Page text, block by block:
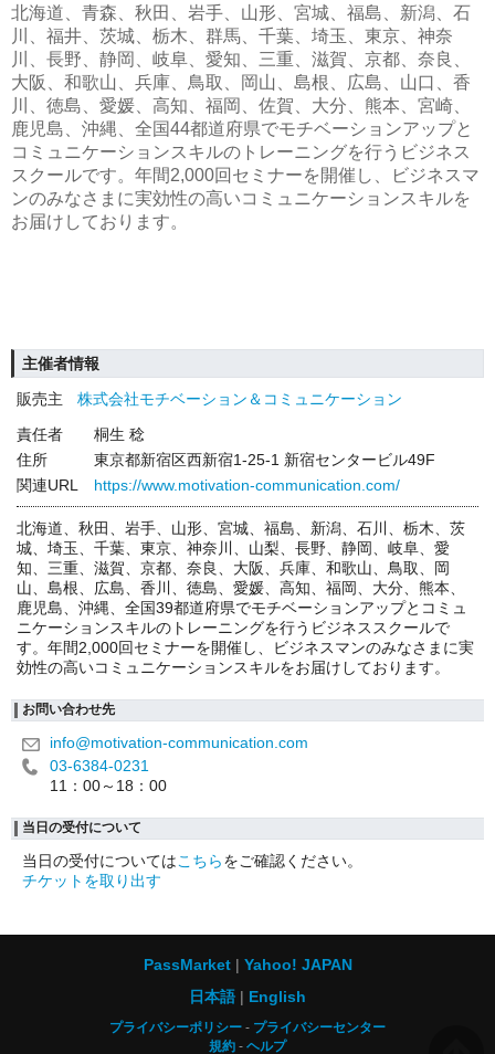
北海道、青森、秋田、岩手、山形、宮城、福島、新潟、石
川、福井、茨城、栃木、群馬、千葉、埼玉、東京、神奈
川、長野、静岡、岐阜、愛知、三重、滋賀、京都、奈良、
大阪、和歌山、兵庫、鳥取、岡山、島根、広島、山口、香
川、徳島、愛媛、高知、福岡、佐賀、大分、熊本、宮崎、
鹿児島、沖縄、全国44都道府県でモチベーションアップと
コミュニケーションスキルのトレーニングを行うビジネス
スクールです。年間2,000回セミナーを開催し、ビジネスマ
ンのみなさまに実効性の高いコミュニケーションスキルを
お届けしております。
主催者情報
販売主
株式会社モチベーション＆コミュニケーション
責任者
桐生 稔
住所
東京都新宿区西新宿1-25-1 新宿センタービル49F
関連URL
https://www.motivation-communication.com/
北海道、秋田、岩手、山形、宮城、福島、新潟、石川、栃木、茨
城、埼玉、千葉、東京、神奈川、山梨、長野、静岡、岐阜、愛
知、三重、滋賀、京都、奈良、大阪、兵庫、和歌山、鳥取、岡
山、島根、広島、香川、徳島、愛媛、高知、福岡、大分、熊本、
鹿児島、沖縄、全国39都道府県でモチベーションアップとコミュ
ニケーションスキルのトレーニングを行うビジネススクールで
す。年間2,000回セミナーを開催し、ビジネスマンのみなさまに実
効性の高いコミュニケーションスキルをお届けしております。
お問い合わせ先
info@motivation-communication.com
03-6384-0231
11：00～18：00
当日の受付について
当日の受付についてはこちらをご確認ください。
チケットを取り出す
PassMarket
Yahoo! JAPAN
日本語
English
プライバシーポリシー
プライバシーセンター
規約
ヘルプ